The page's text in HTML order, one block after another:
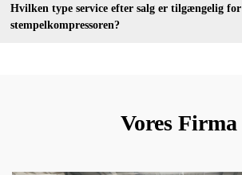
Hvilken type service efter salg er tilgængelig for
stempelkompressoren?
Vores Firma